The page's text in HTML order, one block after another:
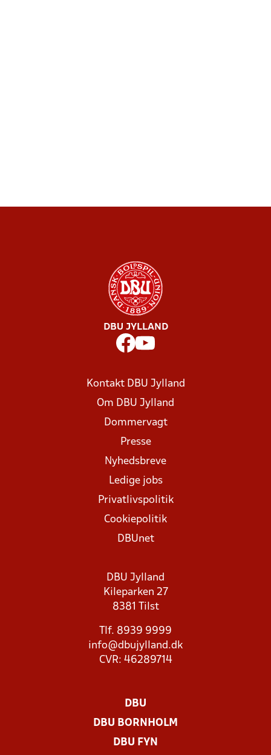
DBU JYLLAND
Kontakt DBU Jylland
Om DBU Jylland
Dommervagt
Presse
Nyhedsbreve
Ledige jobs
Privatlivspolitik
Cookiepolitik
DBUnet
DBU Jylland
Kileparken 27
8381 Tilst
Tlf. 8939 9999
info@dbujylland.dk
CVR: 46289714
DBU
DBU BORNHOLM
DBU FYN